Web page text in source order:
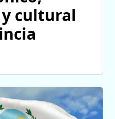
cultural